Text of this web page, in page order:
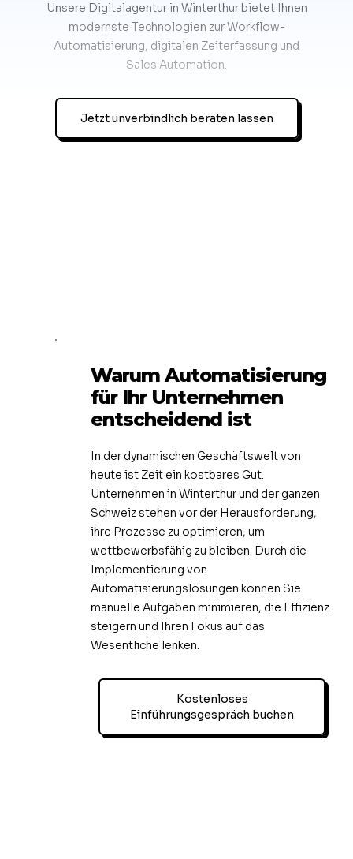
Unsere Digitalagentur in Winterthur bietet Ihnen
modernste Technologien zur Workflow-
Automatisierung, digitalen Zeiterfassung und
Sales Automation.
Jetzt unverbindlich beraten lassen
Warum Automatisierung
für Ihr Unternehmen
entscheidend ist
In der dynamischen Geschäftswelt von
heute ist Zeit ein kostbares Gut.
Unternehmen in Winterthur und der ganzen
Schweiz stehen vor der Herausforderung,
ihre Prozesse zu optimieren, um
wettbewerbsfähig zu bleiben. Durch die
Implementierung von
Automatisierungslösungen können Sie
manuelle Aufgaben minimieren, die Effizienz
steigern und Ihren Fokus auf das
Wesentliche lenken.
Kostenloses
Einführungsgespräch buchen